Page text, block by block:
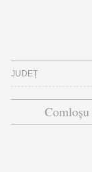
JUDEȚ